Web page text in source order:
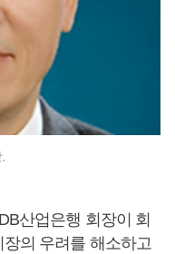
산업은행 회장이 회
장의 우려를 해소하고